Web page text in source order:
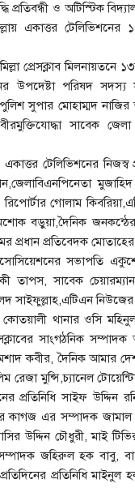
প্রতিবন্ধী ও অটিস্টিক
একাত্তর
প্রেসক্লাব
উপদেষ্টা পরিষদ
পুলিশ সুপার মোহাম্মদ
সাবেক
একাত্তর টেলিভিশনের
গোলাম
বড়ুয়া,দৈনিক
প্রধান প্রতিবেদক
সভাপতি
তাপস, সাবেক
সাইফুল্লাহ,এটিএন
থানার ওসি
সাংগঠনিক
কবীর, দৈনিক আমার
রেজা মুন্সি,চ্যানেল
প্রতিনিধি সাইফ উদ্দিন
এর সম্পাদক জামাল
উদ্দিন চৌধুরী, মাই
সম্পাদক জহিরুল হক বাবু,
প্রতিনিধি